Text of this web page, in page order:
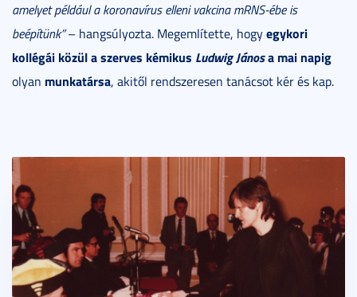
amelyet például a koronavírus elleni vakcina mRNS-ébe is
beépítünk”– hangsúlyozta. Megemlítette, hogyegykori
kollégái közül a szerves kémikus Ludwig Jánosa mai napig
olyan munkatársa, akitől rendszeresen tanácsot kér és kap.